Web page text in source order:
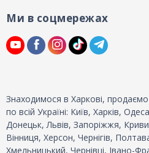
Ми в соцмережах
Знаходимося в Харкові,
по всій Україні: Київ, Харків,
Донецьк, Львів, Запоріжжя,
Вінниця, Херсон, Чернігів,
Хмельницький, Чернівці, Івано-